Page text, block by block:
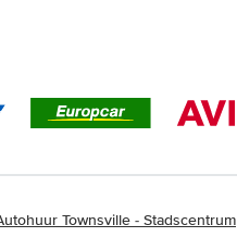
Townsville - Stadscentrum